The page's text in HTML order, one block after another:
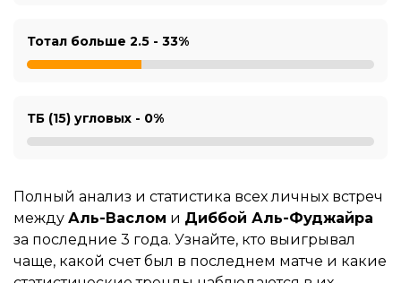
Тотал больше 2.5 - 33%
ТБ (15) угловых - 0%
Полный анализ и статистика всех личных встреч
между Аль-Васлом и Диббой Аль-Фуджайра
за последние 3 года. Узнайте, кто выигрывал
чаще, какой счет был в последнем матче и какие